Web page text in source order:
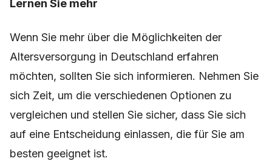
Lernen Sie mehr
Wenn Sie mehr über die Möglichkeiten der
Altersversorgung in Deutschland erfahren
möchten, sollten Sie sich informieren. Nehmen Sie
sich Zeit, um die verschiedenen Optionen zu
vergleichen und stellen Sie sicher, dass Sie sich
auf eine Entscheidung einlassen, die für Sie am
besten geeignet ist.